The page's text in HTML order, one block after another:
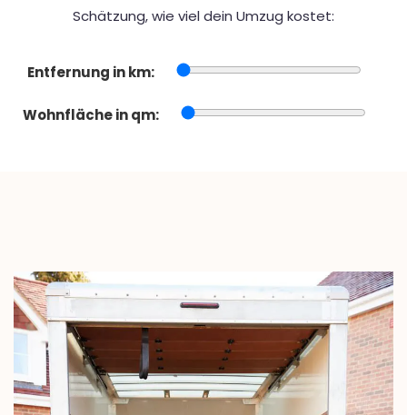
Schätzung, wie viel dein Umzug kostet:
Entfernung in km:
Wohnfläche in qm: